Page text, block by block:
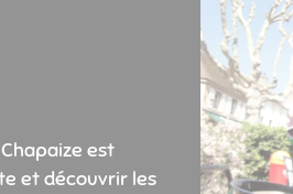
est
et découvrir les